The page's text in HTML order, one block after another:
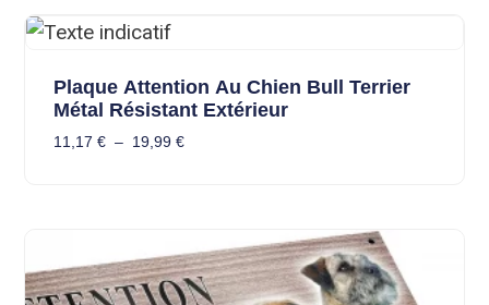
Plaque Attention Au Chien Bull Terrier
Métal Résistant Extérieur
11,17 € – 19,99 €